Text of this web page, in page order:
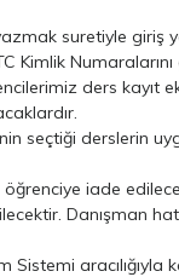
suretiyle
Kimlik
ders
seçtiği derslerin
iade
Danışman
aracılığıyla